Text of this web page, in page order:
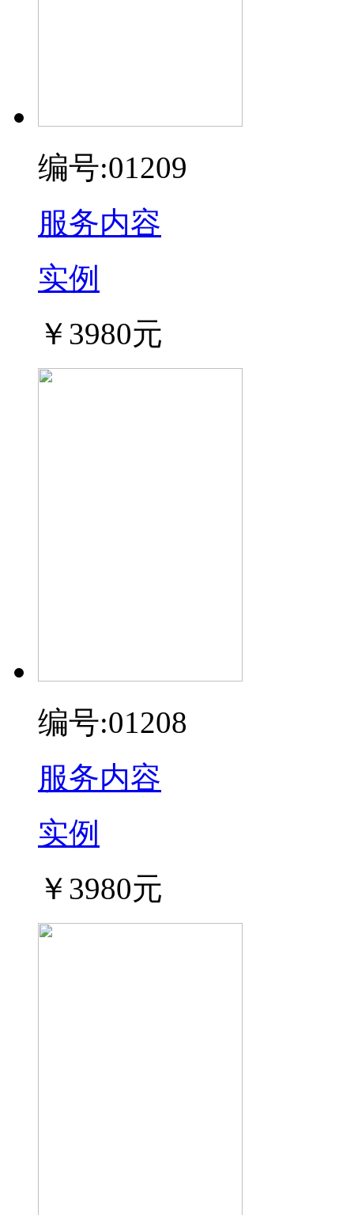
编号:01209
服务内容
实例
￥3980元
编号:01208
服务内容
实例
￥3980元